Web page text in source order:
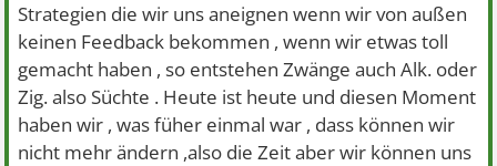
Strategien die wir uns aneignen wenn wir von außen
keinen Feedback bekommen , wenn wir etwas toll
gemacht haben , so entstehen Zwänge auch Alk. oder
Zig. also Süchte . Heute ist heute und diesen Moment
haben wir , was füher einmal war , dass können wir
nicht mehr ändern ,also die Zeit aber wir können uns